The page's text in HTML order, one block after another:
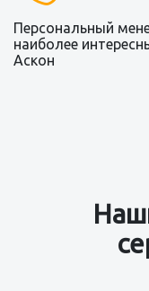
Персональный
наиболее
Аскон